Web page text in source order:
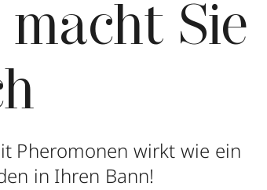
Sie
Pheromonen wirkt wie ein
in Ihren Bann!